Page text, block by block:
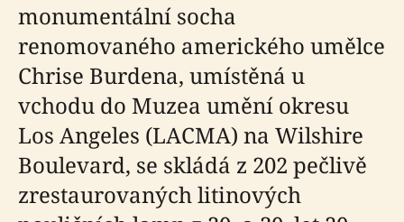
monumentální socha
renomovaného amerického umělce
Chrise Burdena, umístěná u
vchodu do Muzea umění okresu
Los Angeles (LACMA) na Wilshire
Boulevard, se skládá z 202 pečlivě
zrestaurovaných litinových